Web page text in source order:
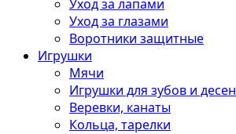
Уход за лапами
Уход за глазами
Воротники защитные
Игрушки
Мячи
Игрушки для зубов и десен
Веревки, канаты
Кольца, тарелки